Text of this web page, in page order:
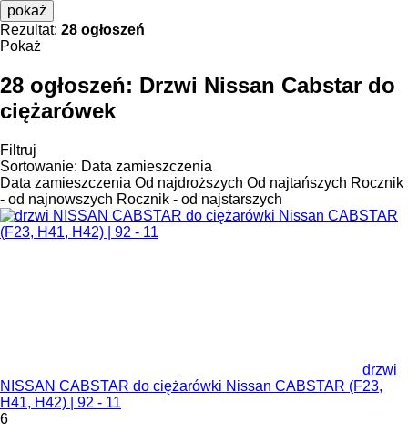
pokaż
Rezultat: 28 ogłoszeń
Pokaż
28 ogłoszeń: Drzwi Nissan Cabstar do
ciężarówek
Filtruj
Sortowanie: Data zamieszczenia
Data zamieszczenia Od najdroższych Od najtańszych Rocznik
- od najnowszych Rocznik - od najstarszych
drzwi
NISSAN CABSTAR do ciężarówki Nissan CABSTAR (F23,
H41, H42) | 92 - 11
6